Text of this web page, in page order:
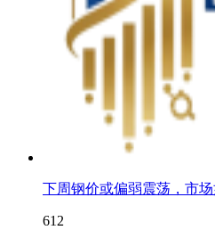
下周钢价或偏弱震荡，市场
612